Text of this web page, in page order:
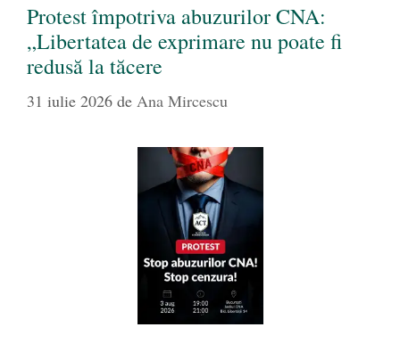
Protest împotriva abuzurilor CNA:
„Libertatea de exprimare nu poate fi
redusă la tăcere
31 iulie 2026 de Ana Mircescu